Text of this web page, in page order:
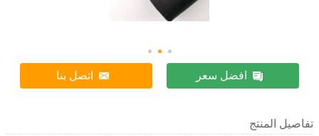
افضل سعر اتصل بنا
تفاصيل المنتج